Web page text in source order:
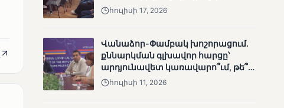
ՄՈՒՆԵՏԻԿ
հուլիսի 17, 2026
Վանաձոր-Փամբակ խոշորացում.
քննարկման գլխավոր հարցը՝
արդյունավետ կառավարո՞ւմ, թե՞
քաղաքական նպատակ
հուլիսի 11, 2026